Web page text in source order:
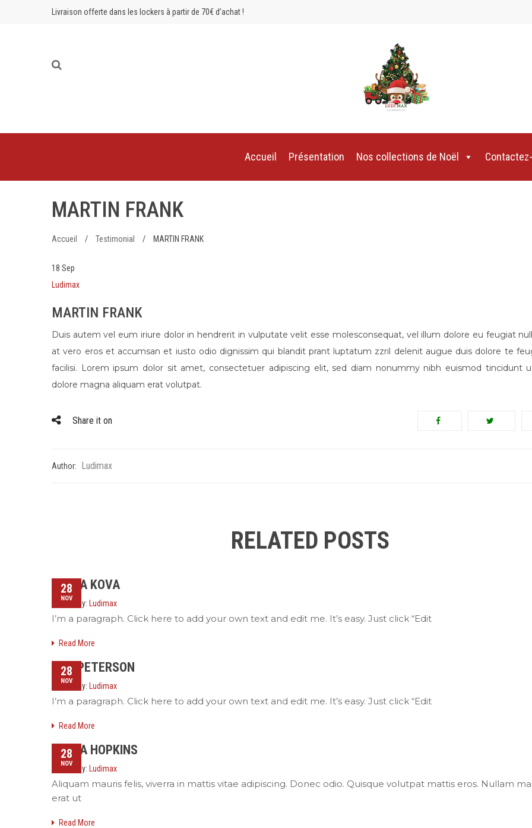
Livraison offerte dans les lockers à partir de 70€ d’achat !
Accueil Présentation Nos collections de Noël
MARTIN FRANK
Accueil / Testimonial / MARTIN FRANK
18 Sep
Ludimax
MARTIN FRANK
Duis autem vel eum iriure dolor in hendrerit in vulputate velit esse molesconsequat, vel illum dolore eu feugiat
at vero eros et accumsan et iusto odio dignissim qui blandit prant luptatum zzril delenit augue duis dolore te
facilisi. Lorem ipsum dolor sit amet, consectetuer adipiscing elit, sed diam nonummy nibh euismod tincidunt
dolore magna aliquam erat volutpat.
Share it on
Author: Ludimax
RELATED POSTS
28
NOV
ERENA KOVA
Posted by: Ludimax
I’m a paragraph. Click here to add your own text and edit me. It’s easy. Just click “Edit
Read More
28
NOV
DAN PETERSON
Posted by: Ludimax
I’m a paragraph. Click here to add your own text and edit me. It’s easy. Just click “Edit
Read More
28
NOV
SONYA HOPKINS
Posted by: Ludimax
Aliquam mauris felis, viverra in mattis vitae adipiscing. Donec odio. Quisque volutpat mattis eros. Nullam
erat ut
Read More